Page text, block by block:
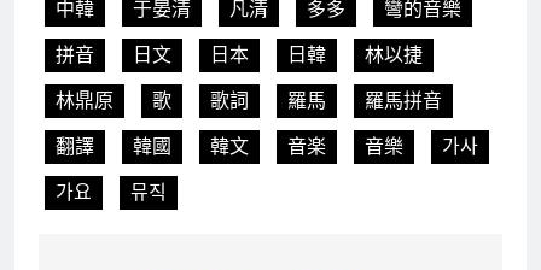
中韓 于晏清 凡清 多多
彎的音樂
拼音
日文 日本 日韓
林以捷
林鼎原
歌 歌詞 羅馬
羅馬拼音
翻譯
韓國 韓文 音楽 音樂
가사
가요
뮤직